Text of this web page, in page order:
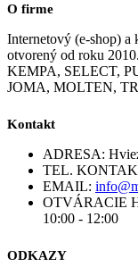
O firme
Internetový (e-shop)
otvorený od roku
KEMPA, SELECT,
JOMA, MOLTEN,
Kontakt
ADRESA:
TEL.
EMAIL:
OTVÁRACIE
10:00 - 12:00
ODKAZY